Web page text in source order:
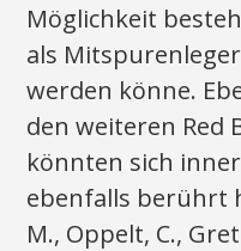
Möglichkeit
als
werden könne.
den weiteren Red
könnten sich
ebenfalls berührt
M., Oppelt, C.,